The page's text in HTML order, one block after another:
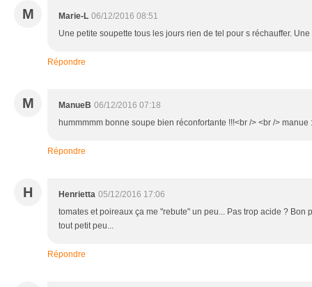
M Marie-L 06/12/2016 08:51
Une petite soupette tous les jours rien de tel pour s réchauffer.
Répondre
M ManueB 06/12/2016 07:18
hummmmm bonne soupe bien réconfortante !!!<br /> <br /> manue
Répondre
H Henrietta 05/12/2016 17:06
tomates et poireaux ça me "rebute" un peu... Pas trop acide ? Bon
tout petit peu...
Répondre